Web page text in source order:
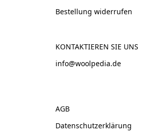
Bestellung widerrufen
KONTAKTIEREN SIE UNS
info@woolpedia.de
AGB
Datenschutzerklärung